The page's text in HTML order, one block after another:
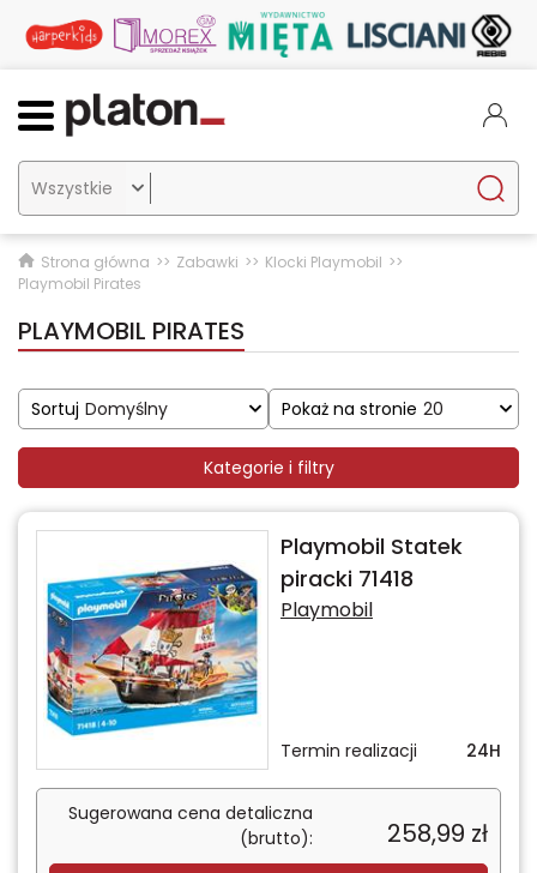

Strona główna Zabawki
Klocki Playmobil
Playmobil Pirates
PLAYMOBIL PIRATES
Sortuj Domyślny Pokaż na stronie 20
Kategorie i filtry
Playmobil Statek
piracki 71418
Playmobil
Termin realizacji 24H
Sugerowana cena detaliczna
(brutto):
258,99 zł